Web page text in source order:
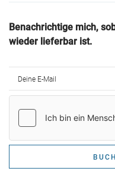
Benachrichtige mich,
wieder lieferbar ist.